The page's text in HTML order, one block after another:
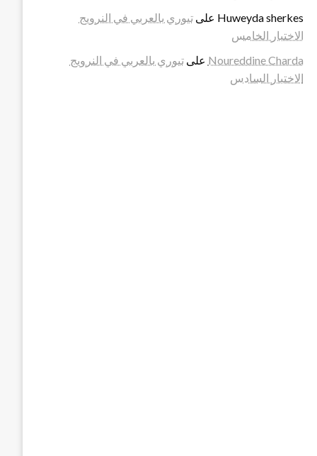
Huweyda sherkes علىتيوري بالعربي في النرويج
الاختبار الخامس
Noureddine Charda علىتيوري بالعربي في النرويج
الاختبار السادس